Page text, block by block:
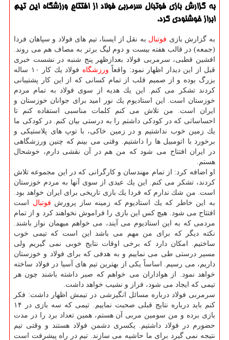
به گزارش بازی فوتبال سرمربی فولاد از افتتاح ورزشگاه این تیم
ابراز خوشنودی كرد.
به گزارش بازی فوتبال به نقل از ایسنا، تیم های فولاد و سپاهان فردا
(جمعه) در قالب هفته بیست و دوم لیگ برتر به مصاف هم می روند.
افشین قطبی، سرمربی فولاد بعدازظهر پنج شنبه در نشست خبری
قبل از این دیدار اظهار نمود: واقعاً ورزشگاه
فولاد یك كار ۱۰ ساله
بزرگ بوده و از صمیم قلب از تمام كسانی كه از این كار پشتیبانی
كردند تشكر می كنم. این یك هدیه از سوی فولاد به تمام مردم
خوزستان است. این استادیوم یك نور امید برای جوانان خوزستان و
ایران است. من تلاش می كنم كلمات مناسبی استفاده كنم تا
احساساتی كه در كودكی داشتم را به درستی بیان كنم. در كودكی ما
یك زمین خوب نداشتیم و در زمین خاكی، با توپ های پلاستیكی و
برخورد با اتومبیل ها را داشتیم. وقتی می بینم كه چنین ورزشگاهی
در ایران افتتاح می شود كه من هم در آن نقشی دارم، خوشحال
هستم.
او اضافه كرد: از تمام مهندسان و كارگرانی كه در این مجموعه تلاش
كردند، تشكر می كنم. این یك عیدی از سوی آنها به مردم خوزستان
است. من شك ندارم كه فردا یك بازی تاریخی برای ایران خواهد بود.
به این خاطر كه یك استادیوم كه زمینه ساز پرورش فوتبال است
افتتاح می شود. هیچ كس این بازی را فراموش نخواهند كرد و از تمام
مردمی كه به این استادیوم می آیند، می خواهم میهمان نواز باشند.
نكته دیگر كه برای من مهم می باشد این است كه تیمی خوب
ساختیم. امكان دارد كه برخی اوقات نتایج خوبی نمی گیریم ولی
مسیر درستی طی می نماییم و به هدفی كه برای فولاد و خوزستان
داریم، می رسیم. اساساً یكی از بهترین تیم های آسیا در فولاد ساخته
خواهد نمود. از هواداران می خواهم كه صبر داشته باشند چون هر
تیمی كه ایجاد می شود، فراز و نشیب خواهد داشت.
سرمربی فولاد درباره مسائل انگیزشی در تیمش اظهار داشت: فكر
كنم باید درباره نتایج قبلی صحبت نماییم. تیمی كه سه بازی در ۱۴
بازی برده و من سومین مربی آن هستم، همین تعداد برد را در مدت
حضورم در فولاد داشتیم. یكسری دشمن فولاد هستند و وقتی تیم
نتیجه نمی گیرد برای ما حاشیه می سازند. تیم در راه پیشرفت است